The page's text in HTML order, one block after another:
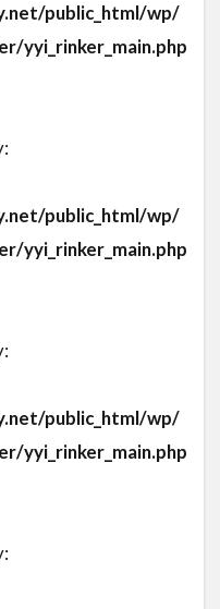
public_html/wp/
yyi_rinker_main.php
public_html/wp/
yyi_rinker_main.php
public_html/wp/
yyi_rinker_main.php